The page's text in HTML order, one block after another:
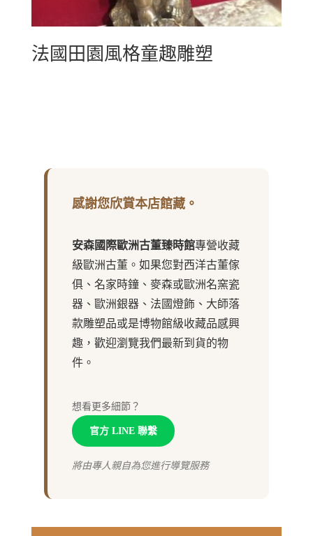
法國田園風格童趣雕塑
感謝您欣賞本店館藏。
安森國際歐洲古董臻時館專營收藏
級歐洲古董。如果您對西洋古董傢
俱、名家時鐘、麥森或歐洲名窯瓷
器、歐洲銀器、法國燈飾、大師落
款雕塑品或是博物館級收藏品感興
趣，歡迎瀏覽我們最新到貨的物
件。
想看更多細節？
官方 LINE 聯繫
將由專人親自為您進行導覽服務